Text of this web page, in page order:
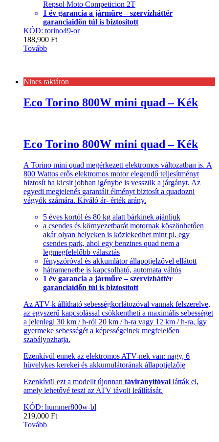
Repsol Moto Competicion 2T
1 év garancia a járműre – szervízháttér
garanciaidőn túl is biztosított
KÓD: torino49-or
188,900 Ft
Tovább
Nincs raktáron
Eco Torino 800W mini quad – Kék
Eco Torino 800W mini quad – Kék
A Torino mini quad megérkezett elektromos változatban is. A
800 Wattos erős elektromos motor elegendő teljesítményt
biztosít ha kicsit jobban igénybe is vesszük a járgányt. Az
egyedi megjelenés garantált élményt biztosít a quadozni
vágyók számára. Kiváló ár- érték arány.
5 éves kortól és 80 kg alatt bárkinek ajánljuk
a csendes és környezetbarát motornak köszönhetően
akár olyan helyeken is közlekedhet mint pl. egy
csendes park, ahol egy benzines quad nem a
legmegfelelőbb választás
fényszóróval és akkumlátor állapotjelzővel ellátott
hátramenetbe is kapcsolható, automata váltós
1 év garancia a járműre – szervízháttér
garanciaidőn túl is biztosított
Az ATV-k állítható sebességkorlátozóval vannak felszerelve,
az egyszerű kapcsolással csökkentheti a maximális sebességet
a jelenlegi 30 km / h-ról 20 km / h-ra vagy 12 km / h-ra, így
gyermeke sebességét a képességeinek megfelelően
szabályozhatja.
Ezenkívül ennek az elektromos ATV-nek van: nagy, 6
hüvelykes kerekei és akkumulátorának állapotjelzője
Ezenkívül ezt a modellt újonnan távirányítóval látták el,
amely lehetővé teszi az ATV távoli leállítását.
KÓD: hummer800w-bl
219,000 Ft
Tovább